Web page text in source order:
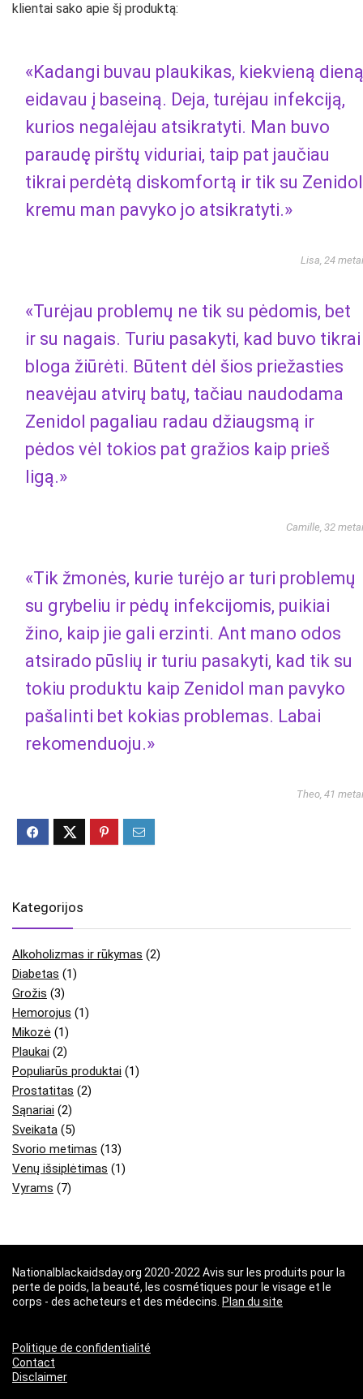
klientai sako apie šį produktą:
«Kadangi buvau plaukikas, kiekvieną dieną
eidavau į baseiną. Deja, turėjau infekciją,
kurios negalėjau atsikratyti. Man buvo
paraudę pirštų viduriai, taip pat jaučiau
tikrai perdėtą diskomfortą ir tik su Zenidol
kremu man pavyko jo atsikratyti.»
Lisa, 24 metai
«Turėjau problemų ne tik su pėdomis, bet
ir su nagais. Turiu pasakyti, kad buvo tikrai
bloga žiūrėti. Būtent dėl ​​šios priežasties
neavėjau atvirų batų, tačiau naudodama
Zenidol pagaliau radau džiaugsmą ir
pėdos vėl tokios pat gražios kaip prieš
ligą.»
Camille, 32 metai
«Tik žmonės, kurie turėjo ar turi problemų
su grybeliu ir pėdų infekcijomis, puikiai
žino, kaip jie gali erzinti. Ant mano odos
atsirado pūslių ir turiu pasakyti, kad tik su
tokiu produktu kaip Zenidol man pavyko
pašalinti bet kokias problemas. Labai
rekomenduoju.»
Theo, 41 metai
Kategorijos
Alkoholizmas ir rūkymas (2)
Diabetas (1)
Grožis (3)
Hemorojus (1)
Mikozė (1)
Plaukai (2)
Populiarūs produktai (1)
Prostatitas (2)
Sąnariai (2)
Sveikata (5)
Svorio metimas (13)
Venų išsiplėtimas (1)
Vyrams (7)
Nationalblackaidsday.org 2020-2022 Avis sur les produits pour la
perte de poids, la beauté, les cosmétiques pour le visage et le
corps - des acheteurs et des médecins. Plan du site
Politique de confidentialité
Contact
Disclaimer